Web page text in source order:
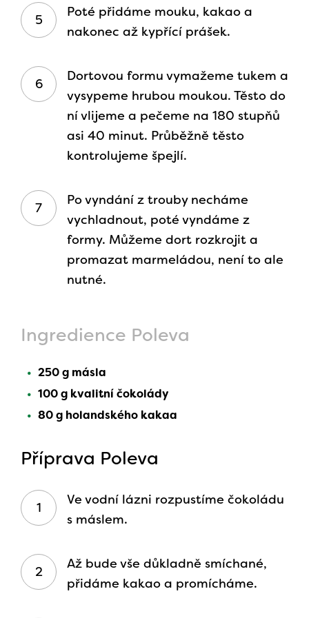
Poté přidáme mouku, kakao a
nakonec až kypřící prášek.
Dortovou formu vymažeme tukem a
vysypeme hrubou moukou. Těsto do
ní vlijeme a pečeme na 180 stupňů
asi 40 minut. Průběžně těsto
kontrolujeme špejlí.
Po vyndání z trouby necháme
vychladnout, poté vyndáme z
formy. Můžeme dort rozkrojit a
promazat marmeládou, není to ale
nutné.
Ingredience Poleva
250 g másla
100 g kvalitní čokolády
80 g holandského kakaa
Příprava Poleva
Ve vodní lázni rozpustíme čokoládu
s máslem.
Až bude vše důkladně smíchané,
přidáme kakao a promícháme.